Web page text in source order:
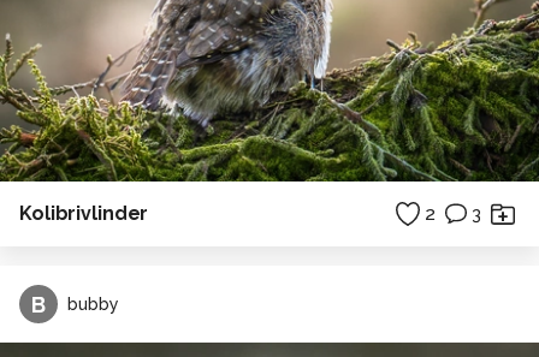
Kolibrivlinder 2 3
B bubby